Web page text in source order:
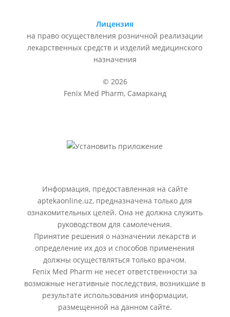
Лицензия
на право осуществления розничной реализации
лекарственных средств и изделий медицинского
назначения
© 2026
Fenix Med Pharm, Самарканд
Информация, предоставленная на сайте
aptekaonline.uz, предназначена только для
ознакомительных целей. Она не должна служить
руководством для самолечения.
Принятие решения о назначении лекарств и
определение их доз и способов применения
должны осуществляться только врачом.
Fenix Med Pharm не несет ответственности за
возможные негативные последствия, возникшие в
результате использования информации,
размещенной на данном сайте.